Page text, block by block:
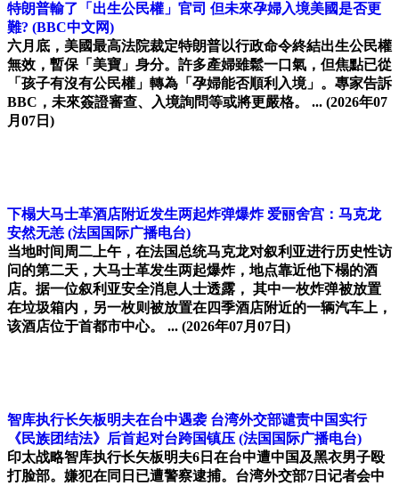
特朗普輸了「出生公民權」官司 但未來孕婦入境美國是否更
難? (BBC中文网)
六月底，美國最高法院裁定特朗普以行政命令終結出生公民權
無效，暫保「美寶」身分。許多產婦雖鬆一口氣，但焦點已從
「孩子有沒有公民權」轉為「孕婦能否順利入境」。專家告訴
BBC，未來簽證審查、入境詢問等或將更嚴格。 ... (2026年07
月07日)
下榻大马士革酒店附近发生两起炸弹爆炸 爱丽舍宫：马克龙
安然无恙 (法国国际广播电台)
当地时间周二上午，在法国总统马克龙对叙利亚进行历史性访
问的第二天，大马士革发生两起爆炸，地点靠近他下榻的酒
店。据一位叙利亚安全消息人士透露， 其中一枚炸弹被放置
在垃圾箱内，另一枚则被放置在四季酒店附近的一辆汽车上，
该酒店位于首都市中心。 ... (2026年07月07日)
智库执行长矢板明夫在台中遇袭 台湾外交部谴责中国实行
《民族团结法》后首起对台跨国镇压 (法国国际广播电台)
印太战略智库执行长矢板明夫6日在台中遭中国及黑衣男子殴
打脸部。嫌犯在同日已遭警察逮捕。台湾外交部7日记者会中